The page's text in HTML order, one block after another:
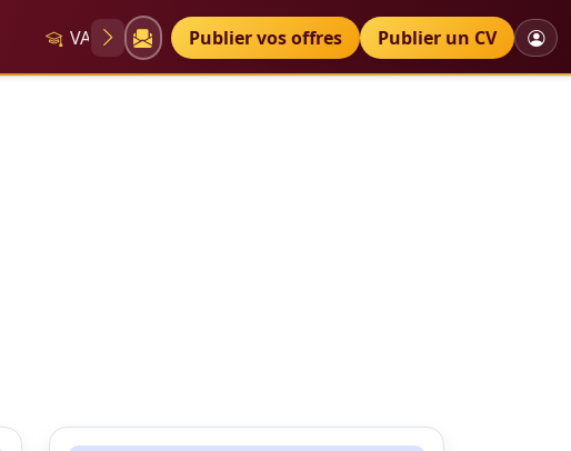
VAE Diplômes Petites annonces
Publier vos offres Publier un CV